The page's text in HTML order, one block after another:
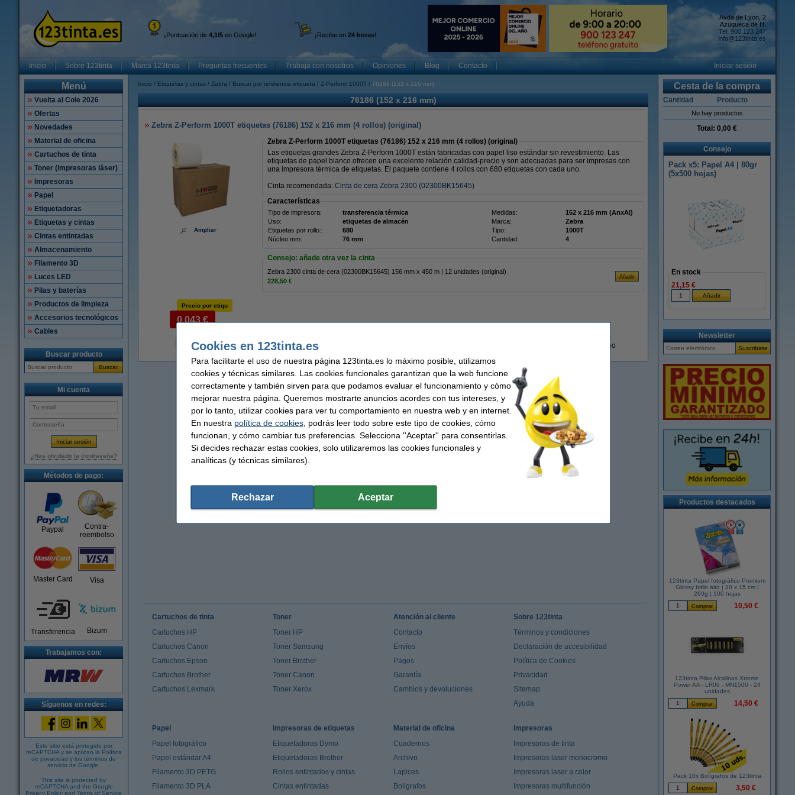
¡Puntuación de 4,1/5 en Google! ¡Recibe en 24 horas!
Avda de Lyon, 2
Azuqueca de H.
Tel: 900 123 247
info@123tinta.es
Inicio Sobre 123tinta Marca 123tinta Preguntas frecuentes Trabaja con nosotros Opiniones Blog Contacto Iniciar sesión
Menú
Vuelta al Cole 2026
Ofertas
Novedades
Material de oficina
Cartuchos de tinta
Toner (impresoras láser)
Impresoras
Papel
Etiquetadoras
Etiquetas y cintas
Cintas entintadas
Almacenamiento
Filamento 3D
Luces LED
Pilas y baterías
Productos de limpieza
Accesorios tecnológicos
Cables
Buscar producto
Buscar
Mi cuenta
¿Has olvidado la contraseña?
Métodos de pago:
Paypal
Contra-
reembolso
Master Card Visa
Transferencia Bizum
Trabajamos con:
Síguenos en redes:
Este sitio está protegido por
reCAPTCHA y se aplican la Política
de privacidad y los términos de
servicio de Google
This site is protected by
reCAPTCHA and the Google
Privacy Policy and Terms of Service
Inicio Etiquetas y cintas Zebra Buscar por referencia etiqueta Z-Perform 1000T 76186 (152 x 216 mm)
76186 (152 x 216 mm)
Zebra Z-Perform 1000T etiquetas (76186) 152 x 216 mm (4 rollos) (original)
Ampliar
Zebra Z-Perform 1000T etiquetas (76186) 152 x 216 mm (4 rollos) (original)
Las etiquetas grandes Zebra Z-Perform 1000T están fabricadas con papel liso estándar sin revestimiento. Las
etiquetas de papel blanco ofrecen una excelente relación calidad-precio y son adecuadas para ser impresas con
una impresora térmica de etiquetas. El paquete contiene 4 rollos con 680 etiquetas con cada uno.
Cinta recomendada: Cinta de cera Zebra 2300 (02300BK15645)
Características
Tipo de impresora: transferencia térmica Medidas:
152 x 216 mm (AnxAl)
Uso:
etiquetas de almacén Marca:
Zebra
Etiquetas por rollo::
680 Tipo:
1000T
Núcleo mm:
76 mm Cantidad: 4
Consejo: añade otra vez la cinta
Zebra 2300 cinta de cera (02300BK15645) 156 mm x 450 m | 12 unidades (original)
228,50 €
Precio por etiqu
0,043 €
117,50 €
97,11 € Excl. 21% IVA En almacén externo
Cesta de la compra
Cantidad Producto
No hay productos
Total: 0,00 €
Consejo
Pack x5: Papel A4 | 80gr
(5x500 hojas)
En stock
21,15 €
Newsletter
Productos destacados
123tinta Papel fotográfico Premium
Glossy brillo alto | 10 x 15 cm |
260g | 100 hojas
10,50 €
123tinta Pilas Alcalinas Xtreme
Power AA - LR06 - MN1500 - 24
unidades
14,50 €
Pack 10x Bolígrafos de 123tinta
3,50 €
Cartuchos de tinta
Cartuchos HP
Cartuchos Canon
Cartuchos Epson
Cartuchos Brother
Cartuchos Lexmark
Toner
Toner HP
Toner Samsung
Toner Brother
Toner Canon
Toner Xerox
Atención al cliente
Contacto
Envíos
Pagos
Garantía
Cambios y devoluciones
Sobre 123tinta
Términos y condiciones
Declaración de accesibilidad
Política de Cookies
Privacidad
Sitemap
Ayuda
Papel
Papel fotográfico
Papel estándar A4
Filamento 3D PETG
Filamento 3D PLA
Impresoras de etiquetas
Etiquetadoras Dymo
Etiquetadoras Brother
Rollos entintados y cintas
Cintas entintadas
Material de oficina
Cuadernos
Archivo
Lapices
Boligrafos
Impresoras
Impresoras de tinta
Impresoras laser monocromo
Impresoras laser a color
Impresoras multifunción
Cookies en 123tinta.es
Para facilitarte el uso de nuestra página 123tinta.es lo máximo posible, utilizamos
cookies y técnicas similares. Las cookies funcionales garantizan que la web funcione
correctamente y también sirven para que podamos evaluar el funcionamiento y cómo
mejorar nuestra página. Queremos mostrarte anuncios acordes con tus intereses, y
por lo tanto, utilizar cookies para ver tu comportamiento en nuestra web y en internet.
En nuestra política de cookies, podrás leer todo sobre este tipo de cookies, cómo
funcionan, y cómo cambiar tus preferencias. Selecciona ''Aceptar'' para consentirlas.
Si decides rechazar estas cookies, solo utilizaremos las cookies funcionales y
analíticas (y técnicas similares).
Rechazar Aceptar